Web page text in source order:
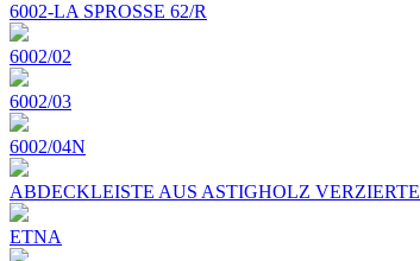
6002-LA SPROSSE 62/R
6002/02
6002/03
6002/04N
ABDECKLEISTE AUS ASTIGHOLZ VERZIERTE
ETNA